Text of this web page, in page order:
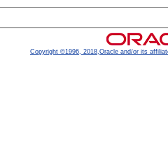
Copyright ©1996, 2018,Oracle and/or its